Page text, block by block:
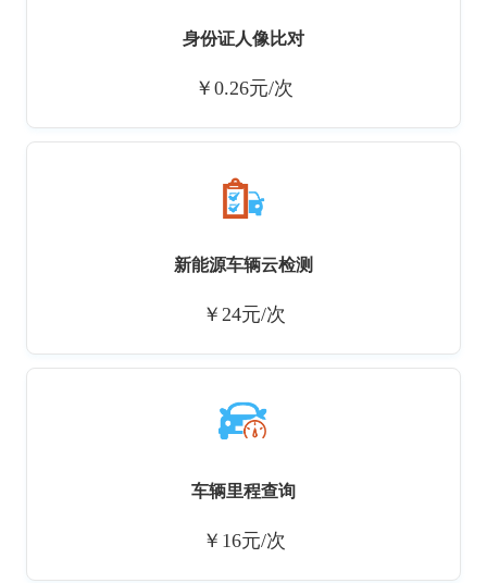
身份证人像比对
￥0.26元/次
新能源车辆云检测
￥24元/次
车辆里程查询
￥16元/次